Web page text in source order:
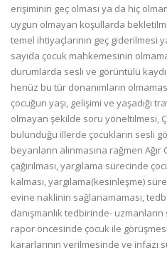
erişiminin geç olması ya da hiç
uygun olmayan koşullarda
temel ihtiyaçlarının geç giderilmesi
sayıda çocuk mahkemesinin
durumlarda sesli ve görüntülü
henüz bu tür donanımların
çocuğun yaşı, gelişimi ve yaşadığı
olmayan şekilde soru yöneltilmesi,
bulunduğu illerde çocukların sesli
beyanların alınmasına rağmen
çağırılması, yargılama sürecinde
kalması, yargılama(kesinleşme)
evine naklinin sağlanamaması,
danışmanlık tedbirinde-
rapor öncesinde çocuk ile
kararlarının verilmesinde ve infazı